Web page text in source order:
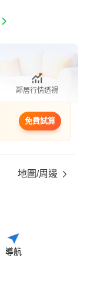
鄰居行情透視
免費試算
地圖/周邊
導航